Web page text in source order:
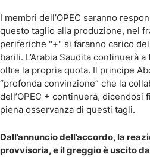
I membri dell’OPEC saranno
questo taglio alla produzione, nel
periferiche "+" si faranno carico
barili. L’Arabia Saudita continuerà
oltre la propria quota. Il principe
“profonda convinzione” che la
dell’OPEC + continuerà,
piena osservanza di questi tagli.
Dall’annuncio dell’accordo, la
provvisoria, e il greggio è uscito